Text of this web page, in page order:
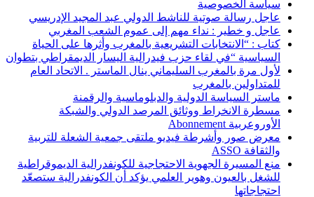
سياسة الخصوصية
عاجل رسالة صوتية للناشط الدولي عبد المجيد الإدريسي
عاجل و خطير : نداء مهم إلى عموم الشعب المغربي
كتاب : “الانتخابات التشريعية بالمغرب وأثرها على الحياة
السياسية “في لقاء حزب فيدرالية اليسار الديمقراطي بتطوان
لأول مرة بالمغرب السليماني ينال الماستر . الاتحاد العام
للمتداولين بالمغرب
ماستر السياسة الدولية والدبلوماسية والرقمنة
مسطرة الانخراط ووثائق المرصد الدولي والشبكة
الأوروعربية Abonnement
معرض صور وأشرطة فيديو ملتقى جمعية الشعلة للتربية
والثقافة ASSO
منع المسيرة الجهوية الاحتجاجية للكونفدرالية الديموقراطية
للشغل بالعيون وهوير العلمي يؤكد أن الكونفدرالية ستصعّد
احتجاجاتها